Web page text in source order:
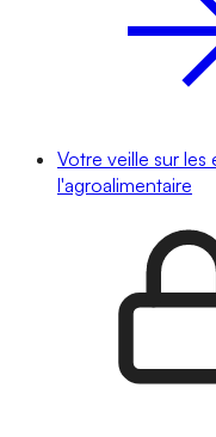
Votre veille sur les
l'agroalimentaire